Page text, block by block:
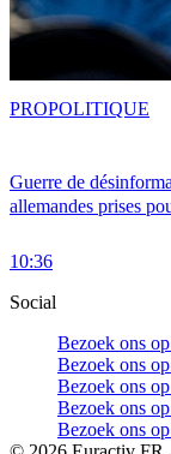
Guerre de
allemandes prises
10:36
PROPOLITIQUE
Social
Bezoek ons
Bezoek ons
Bezoek ons
Bezoek ons
Bezoek ons